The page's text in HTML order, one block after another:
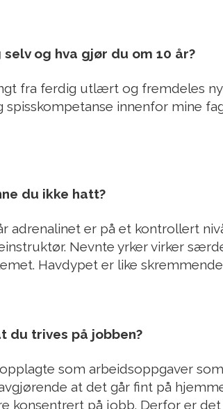
og hva gjør du om 10 år?
fra ferdig utlært og fremdeles
innenfor mine
du ikke hatt?
adrenalinet er på et kontrollert
Nevnte yrker virker
Havdypet er like
du trives på jobben?
som arbeidsoppgaver
at det går fint på
konsentrert på jobb. Derfor er